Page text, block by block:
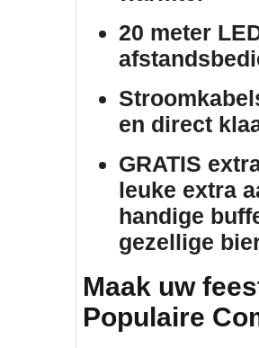
20 meter
en direct
GRATIS
leuke extra
handige
gezellige
Maak uw
Populaire